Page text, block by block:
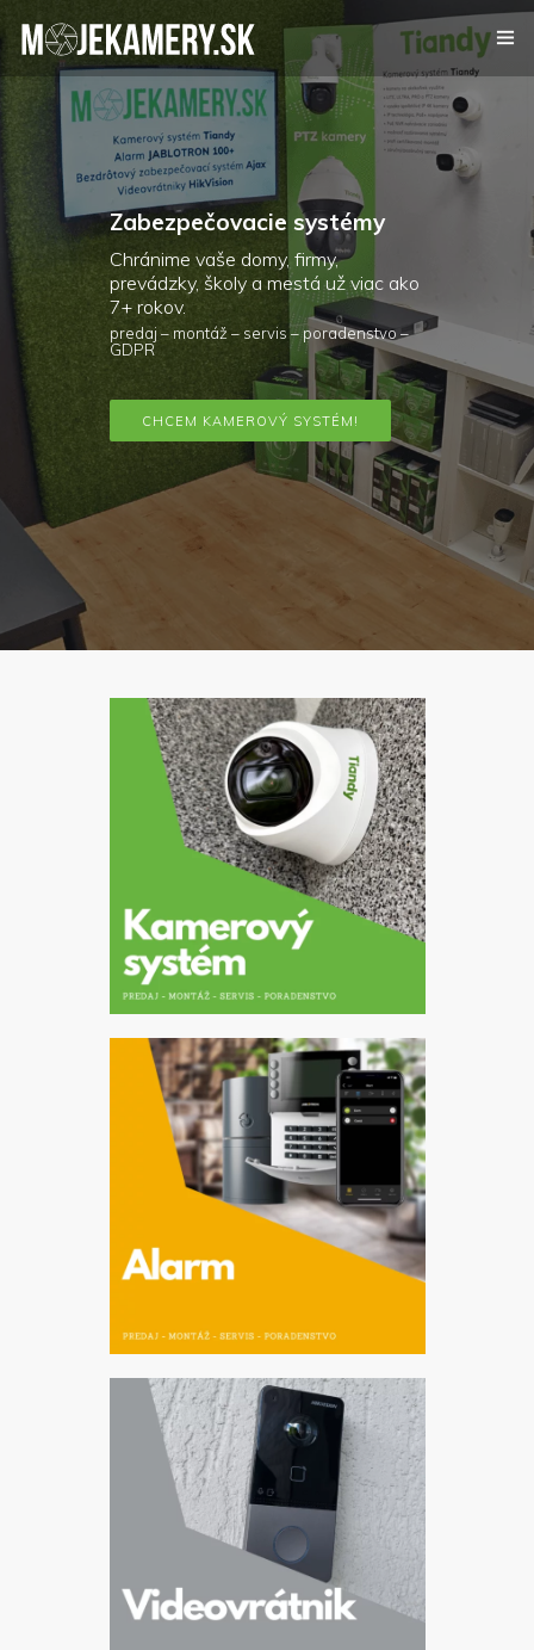
Kamerový systém
Alarm
Videovrátnik
Certifikáty
Referencie
Kontakt
Zabezpečovacie systémy
Chránime vaše domy, firmy,
prevádzky, školy a mestá už viac ako
7+ rokov.
predaj – montáž – servis – poradenstvo –
GDPR
CHCEM KAMEROVÝ SYSTÉM!